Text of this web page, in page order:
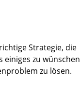
Strategie, die
zu wünschen
zu lösen.